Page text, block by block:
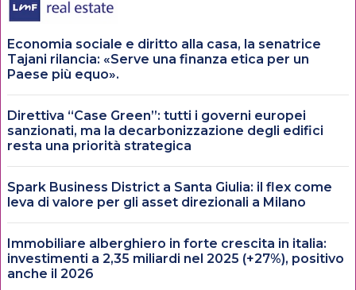
Economia sociale e diritto alla casa, la senatrice
Tajani rilancia: «Serve una finanza etica per un
Paese più equo».
Direttiva “Case Green”: tutti i governi europei
sanzionati, ma la decarbonizzazione degli edifici
resta una priorità strategica
Spark Business District a Santa Giulia: il flex come
leva di valore per gli asset direzionali a Milano
Immobiliare alberghiero in forte crescita in italia:
investimenti a 2,35 miliardi nel 2025 (+27%), positivo
anche il 2026